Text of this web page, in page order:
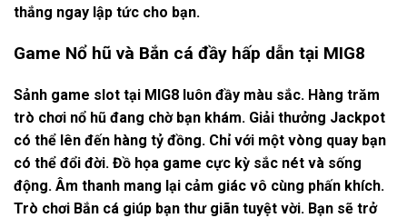
thắng ngay lập tức cho bạn.
Game Nổ hũ và Bắn cá đầy hấp dẫn tại MIG8
Sảnh game slot tại MIG8 luôn đầy màu sắc. Hàng trăm
trò chơi nổ hũ đang chờ bạn khám. Giải thưởng Jackpot
có thể lên đến hàng tỷ đồng. Chỉ với một vòng quay bạn
có thể đổi đời. Đồ họa game cực kỳ sắc nét và sống
động. Âm thanh mang lại cảm giác vô cùng phấn khích.
Trò chơi Bắn cá giúp bạn thư giãn tuyệt vời. Bạn sẽ trở